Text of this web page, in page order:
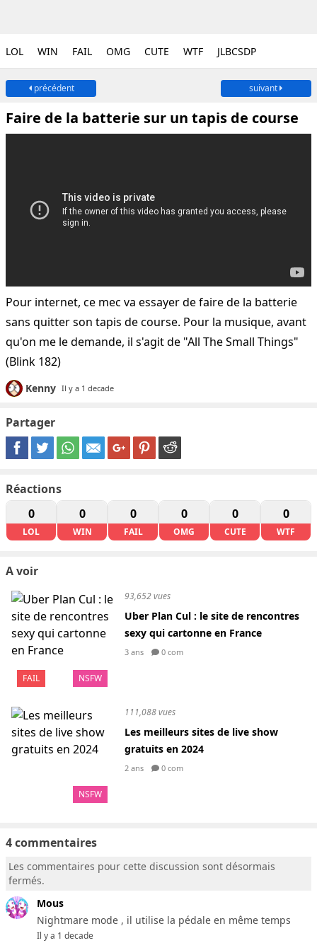
LOL WIN FAIL OMG CUTE WTF JLBCSDP
précédent suivant
Faire de la batterie sur un tapis de course
Pour internet, ce mec va essayer de faire de la batterie
sans quitter son tapis de course. Pour la musique, avant
qu'on me le demande, il s'agit de "All The Small Things"
(Blink 182)
Kenny Il y a 1 decade
Partager
Réactions
0
LOL
0
WIN
0
FAIL
0
OMG
0
CUTE
0
WTF
A voir
FAIL NSFW
93,652 vues
Uber Plan Cul : le site de rencontres
sexy qui cartonne en France
3 ans 0 com
NSFW
111,088 vues
Les meilleurs sites de live show
gratuits en 2024
2 ans 0 com
4 commentaires
Les commentaires pour cette discussion sont désormais
fermés.
Mous
Nightmare mode , il utilise la pédale en même temps
Il y a 1 decade